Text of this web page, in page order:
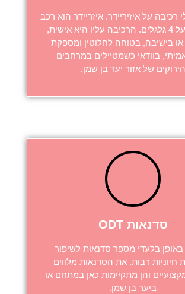
רכיבה עלאיזיריידר.איזריידרהוא רכב
חשמלי בעל 4 גלגלים. הרכיבה עליו היא אישית,
בישיבה, בטוחה לחלוטין ומספקת
, בוודאי כשמטיילים במרחבים
של אזור יער בן שמן.
סדנאות ODT
בלעדי מספר סדנאות לשיפור
חיוניות רבות. את הסדנאות מלווים
והן מתקיימותכאןבמתחם או
ביער בן שמן.